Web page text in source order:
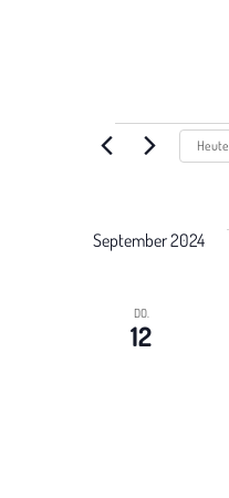
Heute
September 2024
DO.
12